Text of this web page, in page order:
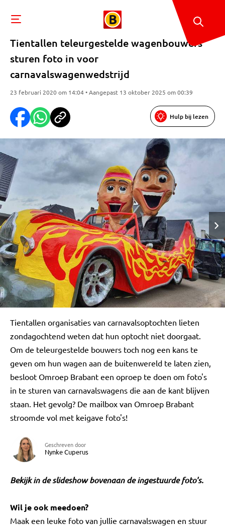
Tientallen teleurgestelde wagenbouwers
sturen foto in voor
carnavalswagenwedstrijd
23 februari 2020 om 14:04 • Aangepast 13 oktober 2025 om 00:39
Hulp bij lezen
Tientallen organisaties van carnavalsoptochten lieten
zondagochtend weten dat hun optocht niet doorgaat.
Om de teleurgestelde bouwers toch nog een kans te
geven om hun wagen aan de buitenwereld te laten zien,
besloot Omroep Brabant een oproep te doen om foto's
in te sturen van carnavalswagens die aan de kant blijven
staan. Het gevolg? De mailbox van Omroep Brabant
stroomde vol met keigave foto's!
Geschreven door
Nynke Cuperus
Bekijk in de slideshow bovenaan de ingestuurde foto's.
Wil je ook meedoen?
Maak een leuke foto van jullie carnavalswagen en stuur